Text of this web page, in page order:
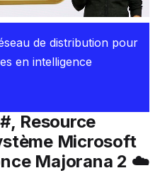
de distribution pour
en intelligence
Resource
Microsoft
Majorana 2 ☁️